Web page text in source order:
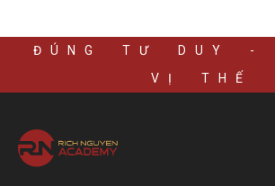
ĐÚNG TƯ DUY -
VỊ THẾ